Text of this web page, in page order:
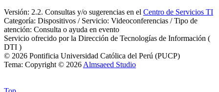
Versión: 2.2. Consultas y/o sugerencias en el Centro de Servicios TI
Categoría: Dispositivos / Servicio: Videoconferencias / Tipo de
atención: Consulta o ayuda en evento
Servicio ofrecido por la Dirección de Tecnologías de Información (
DTI )
© 2026 Pontificia Universidad Católica del Perú (PUCP)
Tema: Copyright © 2026 Almsaeed Studio